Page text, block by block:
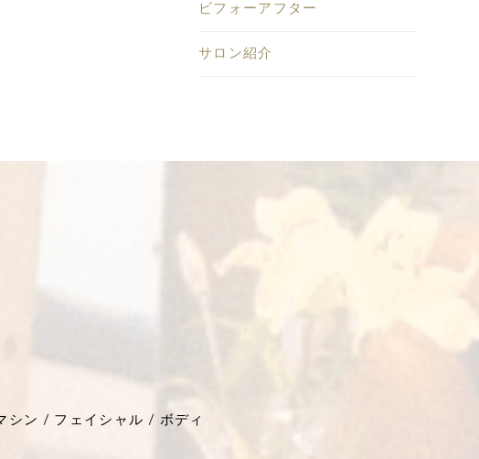
ビフォーアフター
サロン紹介
シン / フェイシャル / ボディ